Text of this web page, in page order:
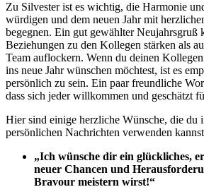
Zu Silvester ist es wichtig, die Harmonie
würdigen und dem neuen Jahr mit
begegnen. Ein gut gewählter Neujahrsgruß
Beziehungen zu den Kollegen stärken als
Team auflockern. Wenn du deinen
ins neue Jahr wünschen möchtest, ist es
persönlich zu sein. Ein paar freundliche
dass sich jeder willkommen und geschätzt
Hier sind einige herzliche Wünsche, die du
persönlichen Nachrichten verwenden
„Ich wünsche dir ein glückliches,
neuer Chancen und
Bravour meistern wirst!“